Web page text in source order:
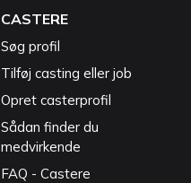
CASTERE
Søg profil
Tilføj casting eller job
Opret casterprofil
Sådan finder du
medvirkende
FAQ - Castere